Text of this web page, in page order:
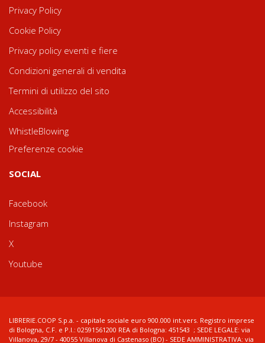
Privacy Policy
Cookie Policy
Privacy policy eventi e fiere
Condizioni generali di vendita
Termini di utilizzo del sito
Accessibilità
WhistleBlowing
Preferenze cookie
SOCIAL
Facebook
Instagram
X
Youtube
LIBRERIE.COOP S.p.a. - capitale sociale euro 900.000 int.vers. Registro imprese
di Bologna, C.F. e P.I.: 02591561200 REA di Bologna: 451543 ; SEDE LEGALE: via
Villanova, 29/7 - 40055 Villanova di Castenaso (BO) - SEDE AMMINISTRATIVA: via